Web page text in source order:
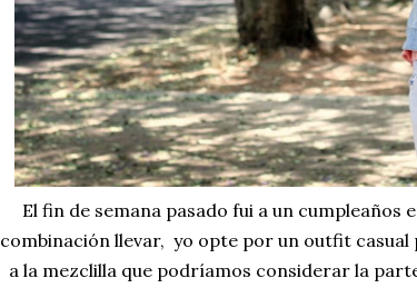
El fin de semana pasado fui a un cumpleaños
combinación llevar, yo opte por un outfit
a la mezclilla que podríamos considerar la